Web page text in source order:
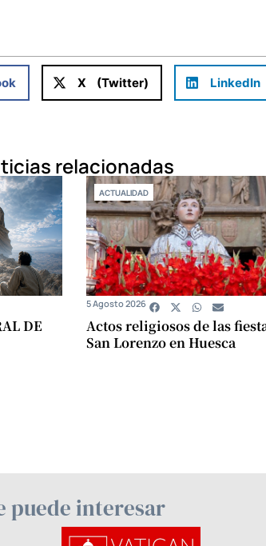
X (Twitter) LinkedIn
relacionadas
DE
ACTUALIDAD
Actos religiosos de las
San Lorenzo en Huesca
5 Agosto 2026
puede interesar